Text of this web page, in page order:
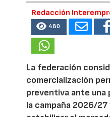
Redacción
480
La federación
comercialización
preventiva ante
la campaña 2026/